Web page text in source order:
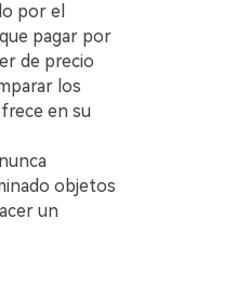
por el
pagar por
de precio
los
en su
objetos
un